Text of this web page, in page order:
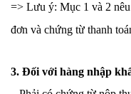
=> Lưu ý: Mục 1 và 2
đơn và chứng từ thanh
3. Đối với hàng nhập